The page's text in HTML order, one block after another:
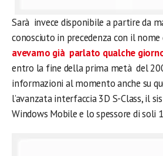
Sarà invece disponibile a partire da
conosciuto in precedenza con il nome
avevamo già parlato qualche
entro la fine della prima metà del
informazioni al momento anche su
l’avanzata interfaccia 3D S-Class, il
Windows Mobile e lo spessore di soli